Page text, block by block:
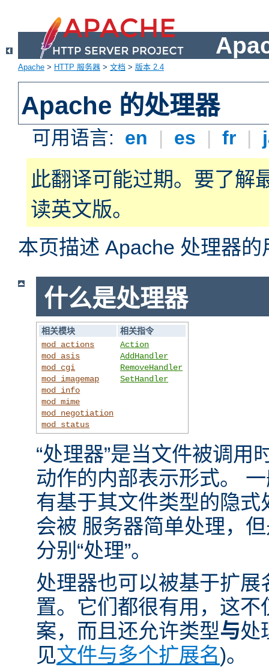
Apache > HTTP 服务器 > 文档 > 版本 2.4
Apache 的处理器
可用语言: en | es | fr |
此翻译可能过期。要了解
读英文版。
本页描述 Apache 处理器的
什么是处理器
相关模块
相关指令
mod_actions
mod_asis
mod_cgi
mod_imagemap
mod_info
mod_mime
mod_negotiation
mod_status
Action
AddHandler
RemoveHandler
SetHandler
“处理器”是当文件被调用
动作的内部表示形式。
有基于其文件类型的隐
会被 服务器简单处理，
分别“处理”。
处理器也可以被基于扩
置。它们都很有用，这
案，而且还允许类型与处
见文件与多个扩展名)。